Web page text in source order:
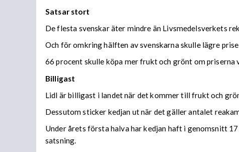
Satsar stort
De flesta svenskar äter mindre än Livsmedelsverkets
Och för omkring hälften av svenskarna skulle lägre
66 procent skulle köpa mer frukt och grönt om
Billigast
Lidl är billigast i landet när det kommer till frukt och
Dessutom sticker kedjan ut när det gäller antalet
Under årets första halva har kedjan haft i genomsnitt
satsning.